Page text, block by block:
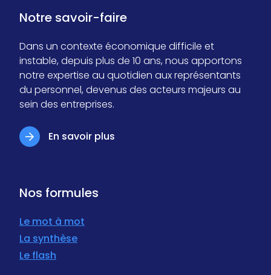
Notre savoir-faire
Dans un contexte économique difficile et
instable, depuis plus de 10 ans, nous apportons
notre expertise au quotidien aux représentants
du personnel, devenus des acteurs majeurs au
sein des entreprises.
En savoir plus
Nos formules
Le mot à mot
La synthèse
Le flash